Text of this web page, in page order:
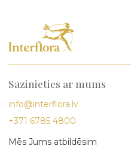
Sazinieties ar mums
info@interflora.lv
+371 6785 4800
Mēs Jums atbildēsim